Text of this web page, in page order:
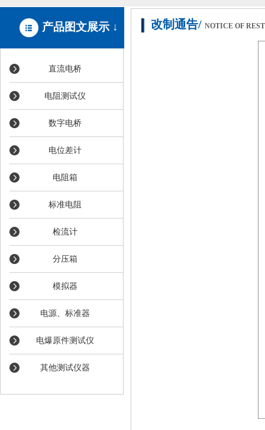
改制通告/ NOTICE OF
产品图文展示 ↓
直流电桥
电阻测试仪
数字电桥
电位差计
电阻箱
标准电阻
检流计
分压箱
模拟器
电源、标准器
电爆原件测试仪
其他测试仪器